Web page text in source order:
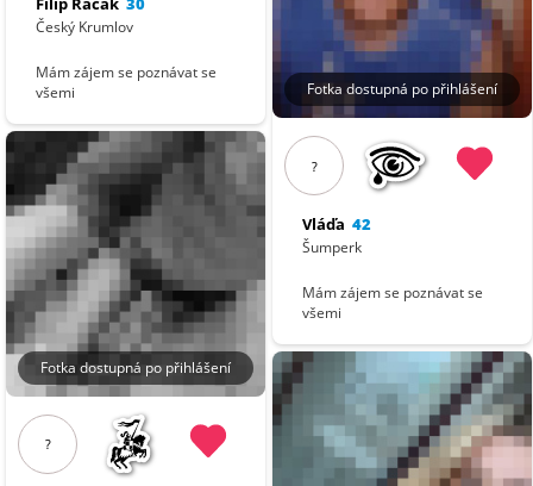
Český Krumlov
Mám zájem se poznávat se
všemi
Fotka dostupná po přihlášení
?
Fotka dostupná po přihlášení
?
Vláďa 42
Šumperk
Mám zájem se poznávat se
všemi